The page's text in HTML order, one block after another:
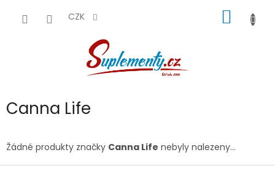
CZK
KOŠÍK
Canna Life
Žádné produkty značky Canna Life nebyly nalezeny...
Z